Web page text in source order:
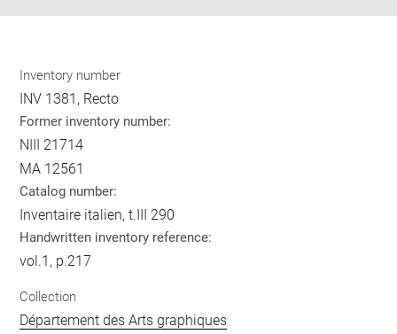
Inventory number
INV 1381, Recto
Former inventory number:
NIII 21714
MA 12561
Catalog number:
Inventaire italien, t.III 290
Handwritten inventory reference:
vol.1, p.217
Collection
Département des Arts graphiques